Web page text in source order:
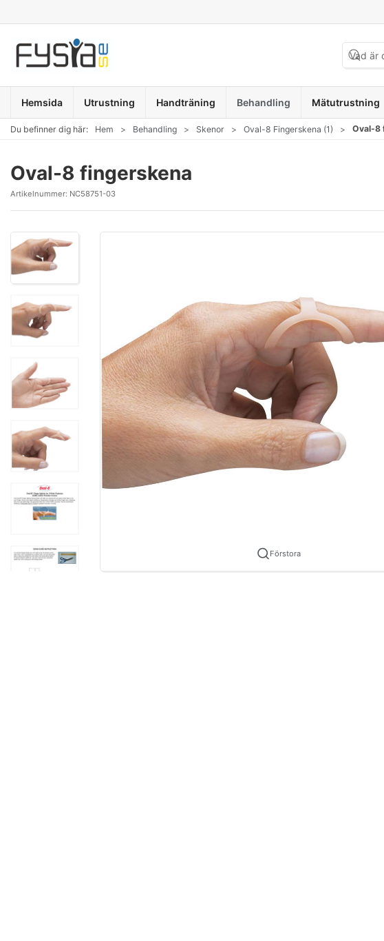
Hemsida Utrustning Handträning Behandling Mätutrustning
Du befinner dig här: Hem Behandling Skenor Oval-8 Fingerskena (1) Oval-8
Oval-8 fingerskena
Artikelnummer: NC58751-03
Förstora